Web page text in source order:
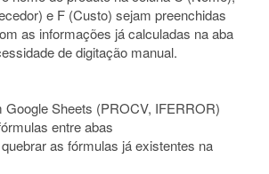
e F (Custo) sejam preenchidas
as informações já calculadas na aba
de digitação manual.
Google Sheets (PROCV, IFERROR)
entre abas
as fórmulas já existentes na